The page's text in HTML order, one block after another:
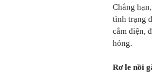
Chẳng
tình trạng
cắm điện,
hỏng.
Rơ le nồi